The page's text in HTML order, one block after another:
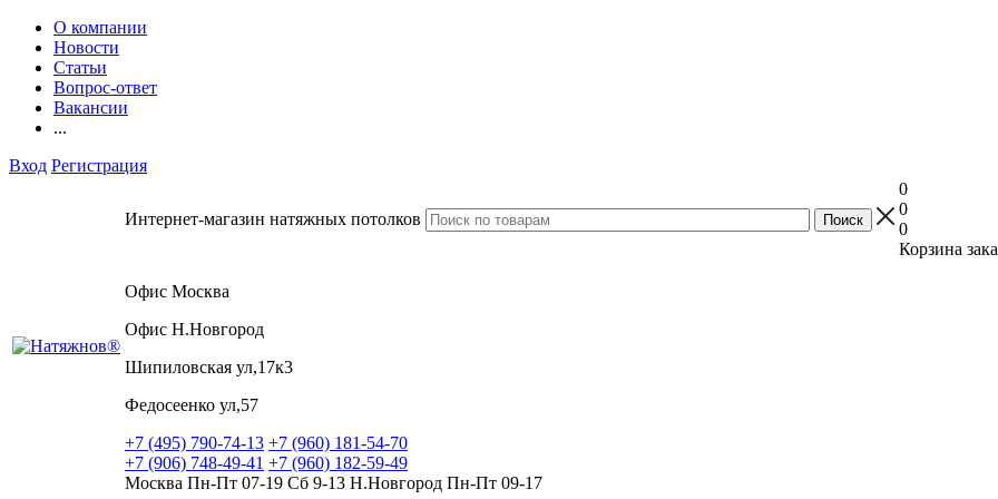
О компании
Новости
Статьи
Вопрос-ответ
Вакансии
...
Вход Регистрация
Интернет-магазин натяжных потолков
0
0
0
Корзина
Офис Москва
Офис Н.Новгород
Шипиловская ул,17к3
Федосеенко ул,57
+7 (495) 790-74-13 +7 (960) 181-54-70
+7 (906) 748-49-41 +7 (960) 182-59-49
Москва Пн-Пт 07-19 Сб 9-13 Н.Новгород Пн-Пт 09-17